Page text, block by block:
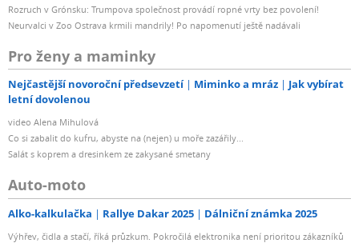
Rozruch v Grónsku: Trumpova společnost provádí ropné vrty bez povolení!
Neurvalci v Zoo Ostrava krmili mandrily! Po napomenutí ještě nadávali
Pro ženy a maminky
Nejčastější novoroční předsevzetí Miminko a mráz
Jak vybírat
letní dovolenou
video Alena Mihulová
Co si zabalit do kufru, abyste na (nejen) u moře zazářily...
Salát s koprem a dresinkem ze zakysané smetany
Auto-moto
Alko-kalkulačka Rallye Dakar 2025 Dálniční známka 2025
Výhřev, čidla a stačí, říká průzkum. Pokročilá elektronika není prioritou zákazníků